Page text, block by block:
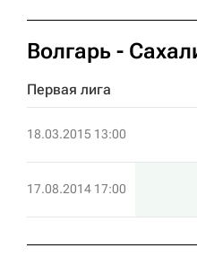
Волгарь -
Первая лига
18.03.2015 13:00
17.08.2014 17:00